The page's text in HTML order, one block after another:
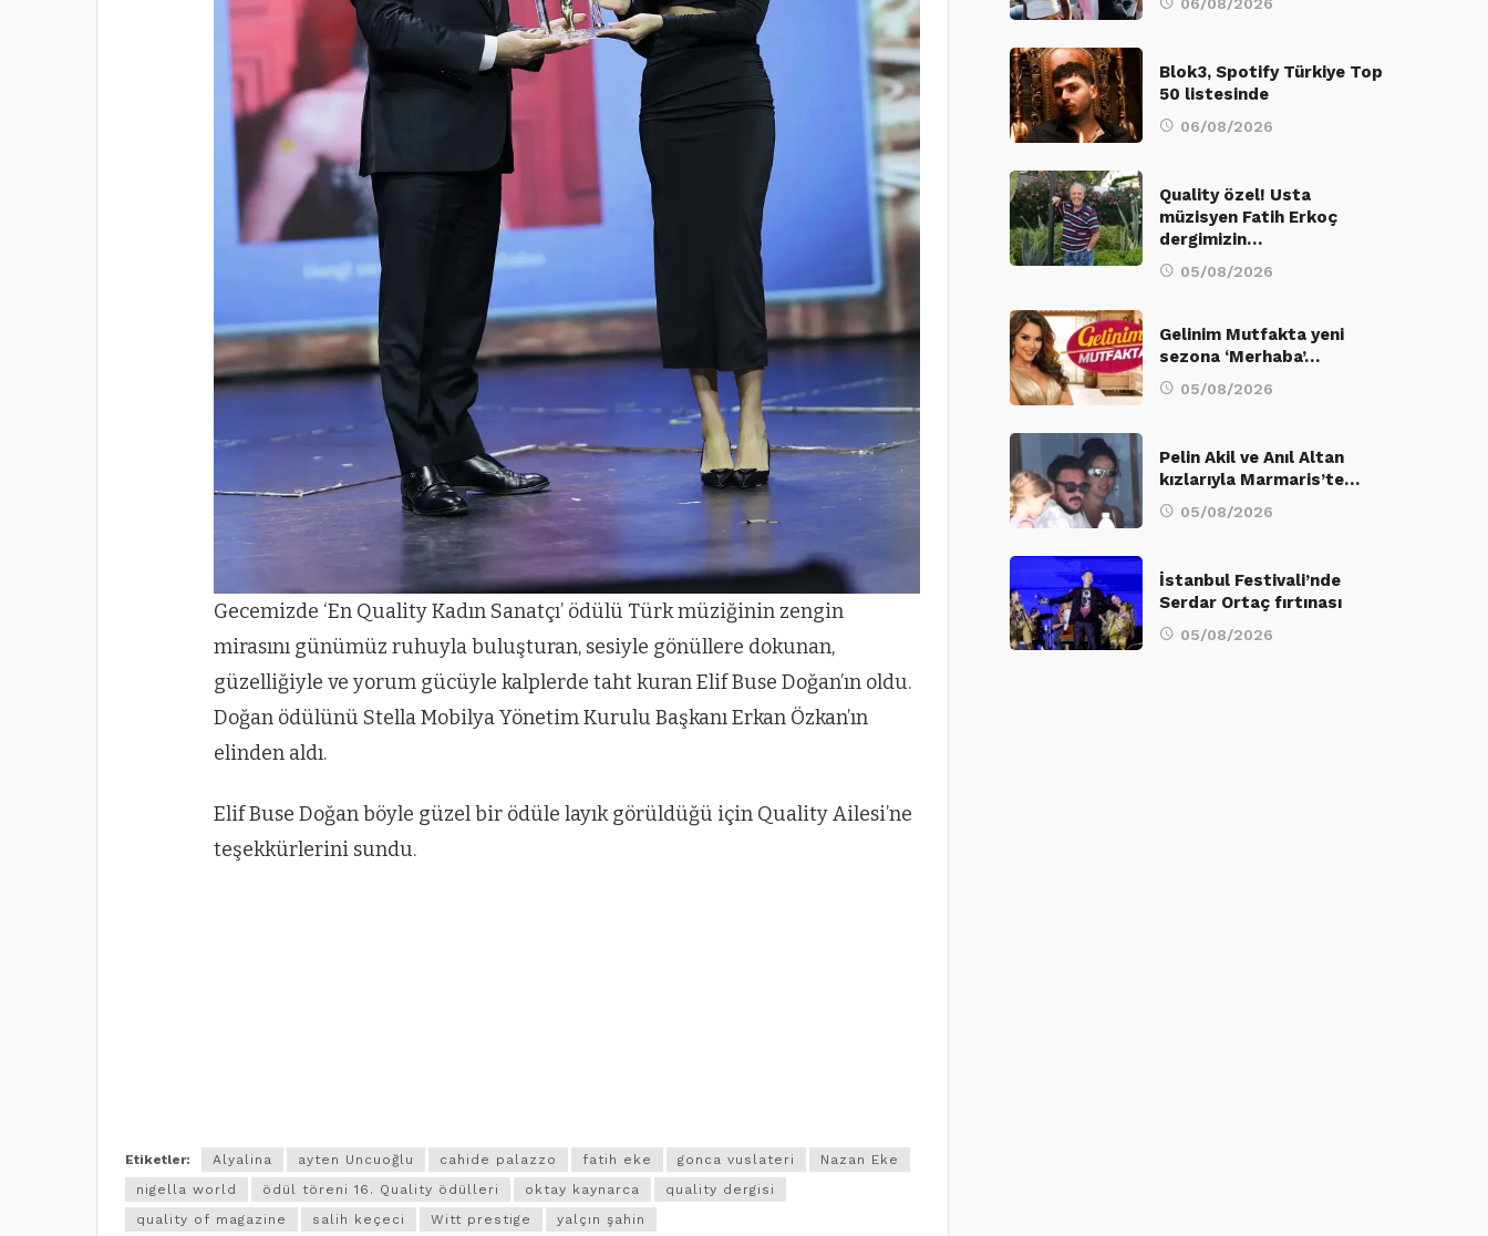
Gecemizde ‘En Quality Kadın Sanatçı’ ödülü Türk müziğinin zengin
mirasını günümüz ruhuyla buluşturan, sesiyle gönüllere dokunan,
güzelliğiyle ve yorum gücüyle kalplerde taht kuran Elif Buse Doğan’ın oldu.
Doğan ödülünü Stella Mobilya Yönetim Kurulu Başkanı Erkan Özkan’ın
elinden aldı.
Elif Buse Doğan böyle güzel bir ödüle layık görüldüğü için Quality Ailesi’ne
teşekkürlerini sundu.
Etiketler: Alyalina ayten Uncuoğlu cahide palazzo fatih eke gonca vuslateri
Nazan Eke
nigella world
ödül töreni 16. Quality ödülleri oktay kaynarca
quality dergisi
quality of magazine
salih keçeci Witt prestige yalçın şahin
06/08/2026
Blok3, Spotify Türkiye Top
50 listesinde
06/08/2026
Quality özel! Usta
müzisyen Fatih Erkoç
dergimizin…
05/08/2026
Gelinim Mutfakta yeni
sezona ‘Merhaba’…
05/08/2026
Pelin Akil ve Anıl Altan
kızlarıyla Marmaris’te…
05/08/2026
İstanbul Festivali’nde
Serdar Ortaç fırtınası
05/08/2026